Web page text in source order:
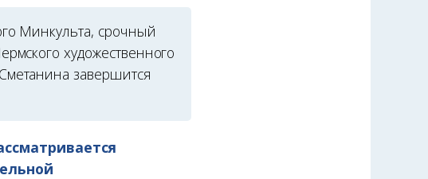
Минкульта, срочный
художественного
завершится